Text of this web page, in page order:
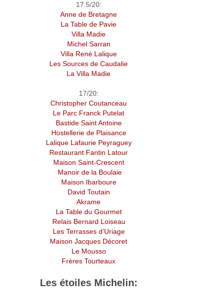
17.5/20:
Anne de Bretagne
La Table de Pavie
Villa Madie
Michel Sarran
Villa René Lalique
Les Sources de Caudalie
La Villa Madie
17/20:
Christopher Coutanceau
Le Parc Franck Putelat
Bastide Saint Antoine
Hostellerie de Plaisance
Lalique Lafaurie Peyraguey
Restaurant Fantin Latour
Maison Saint-Crescent
Manoir de la Boulaie
Maison Ibarboure
David Toutain
Akrame
La Table du Gourmet
Relais Bernard Loiseau
Les Terrasses d’Uriage
Maison Jacques Décoret
Le Mousso
Frères Tourteaux
Les étoiles Michelin: